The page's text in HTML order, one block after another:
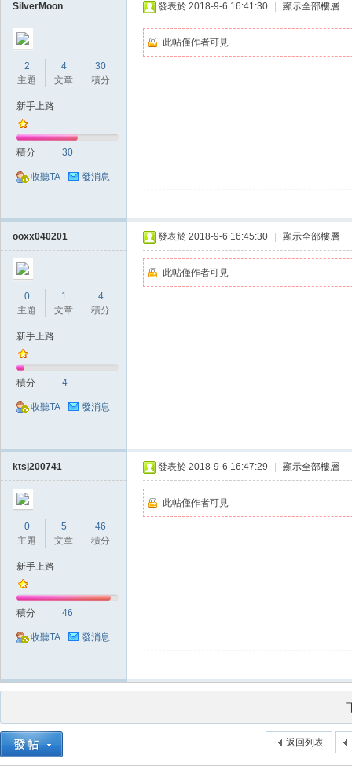
SilverMoon
2
主題
4
文章
30
積分
新手上路
積分 30
收聽TA 發消息
發表於 2018-9-6 16:41:30 顯示全部樓層
此帖僅作者可見
ooxx040201
0
主題
1
文章
4
積分
新手上路
積分 4
收聽TA 發消息
發表於 2018-9-6 16:45:30 顯示全部樓層
此帖僅作者可見
ktsj200741
0
主題
5
文章
46
積分
新手上路
積分 46
收聽TA 發消息
發表於 2018-9-6 16:47:29 顯示全部樓層
此帖僅作者可見
返回列表